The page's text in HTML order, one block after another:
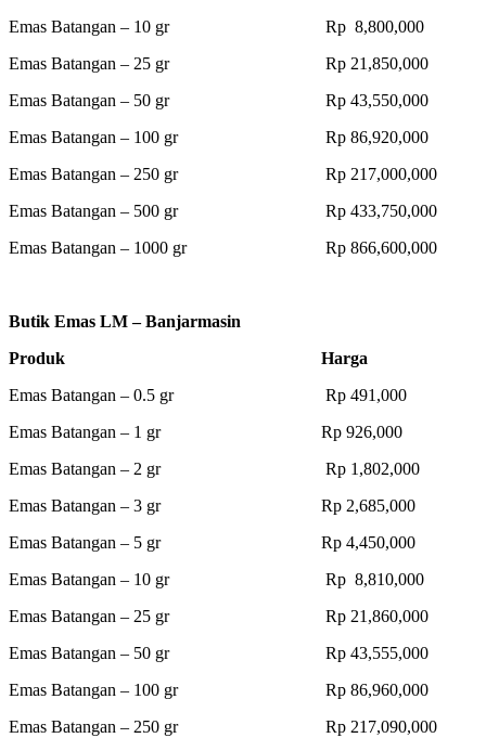
Emas Batangan – 10 gr Rp 8,800,000
Emas Batangan – 25 gr Rp 21,850,000
Emas Batangan – 50 gr Rp 43,550,000
Emas Batangan – 100 gr Rp 86,920,000
Emas Batangan – 250 gr Rp 217,000,000
Emas Batangan – 500 gr Rp 433,750,000
Emas Batangan – 1000 gr Rp 866,600,000
Butik Emas LM – Banjarmasin
Produk Harga
Emas Batangan – 0.5 gr Rp 491,000
Emas Batangan – 1 gr Rp 926,000
Emas Batangan – 2 gr Rp 1,802,000
Emas Batangan – 3 gr Rp 2,685,000
Emas Batangan – 5 gr Rp 4,450,000
Emas Batangan – 10 gr Rp 8,810,000
Emas Batangan – 25 gr Rp 21,860,000
Emas Batangan – 50 gr Rp 43,555,000
Emas Batangan – 100 gr Rp 86,960,000
Emas Batangan – 250 gr Rp 217,090,000